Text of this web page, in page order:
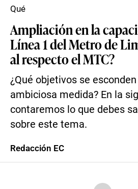
Ampliación en la
Línea 1 del Metro de
al respecto el MTC?
¿Qué objetivos se
ambiciosa medida? En la
contaremos lo que debes
sobre este tema.
Qué
Redacción EC